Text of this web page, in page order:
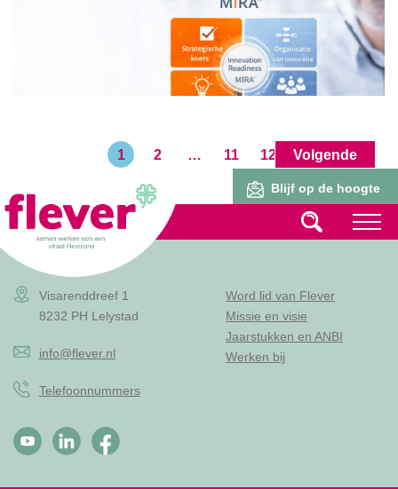
1 2 … 11 12
Volgende
Blijf op de hoogte
Visarenddreef 1
8232 PH Lelystad
info@flever.nl
Telefoonnummers
Word lid van Flever
Missie en visie
Jaarstukken en ANBI
Werken bij